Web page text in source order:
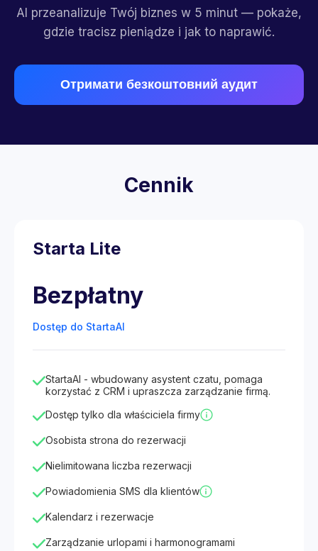
AI przeanalizuje Twój biznes w 5 minut — pokaże,
gdzie tracisz pieniądze i jak to naprawić.
Отримати безкоштовний аудит
Cennik
Starta Lite
Bezpłatny
Dostęp do StartaAI
StartaAI - wbudowany asystent czatu, pomaga
korzystać z CRM i upraszcza zarządzanie firmą.
Dostęp tylko dla właściciela firmy
Osobista strona do rezerwacji
Nielimitowana liczba rezerwacji
Powiadomienia SMS dla klientów
Kalendarz i rezerwacje
Zarządzanie urlopami i harmonogramami